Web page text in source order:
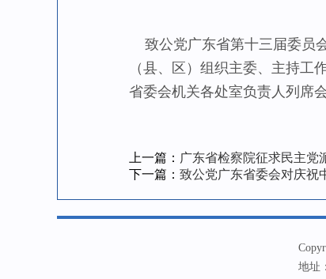
致公党广东省第十三届委员
（县、区）组织主委、主持
省委会机关各处室负责人列席
上一篇： 广东省检察院征求民主党
下一篇： 致公党广东省委会对庆祝
地址